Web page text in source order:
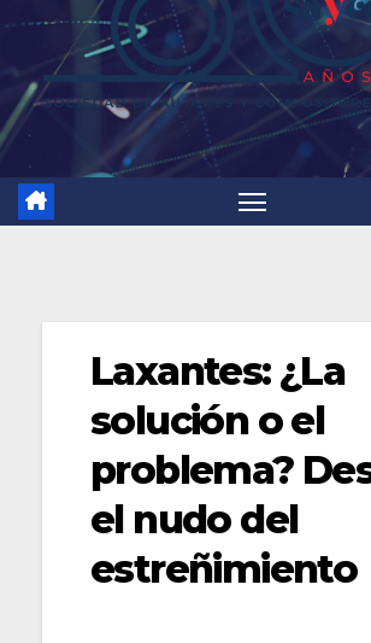
Laxantes: ¿La
solución o el
problema?
el nudo del
estreñimiento